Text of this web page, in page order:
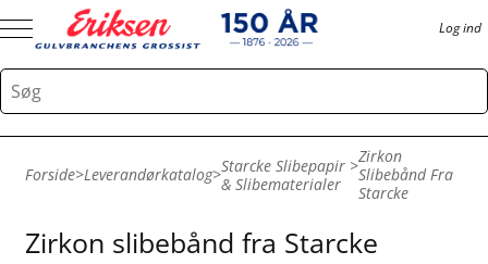
Log ind
Forside>Leverandørkatalog>Starcke Slibepapir
& Slibematerialer
>Zirkon
Slibebånd Fra
Starcke
Zirkon slibebånd fra Starcke